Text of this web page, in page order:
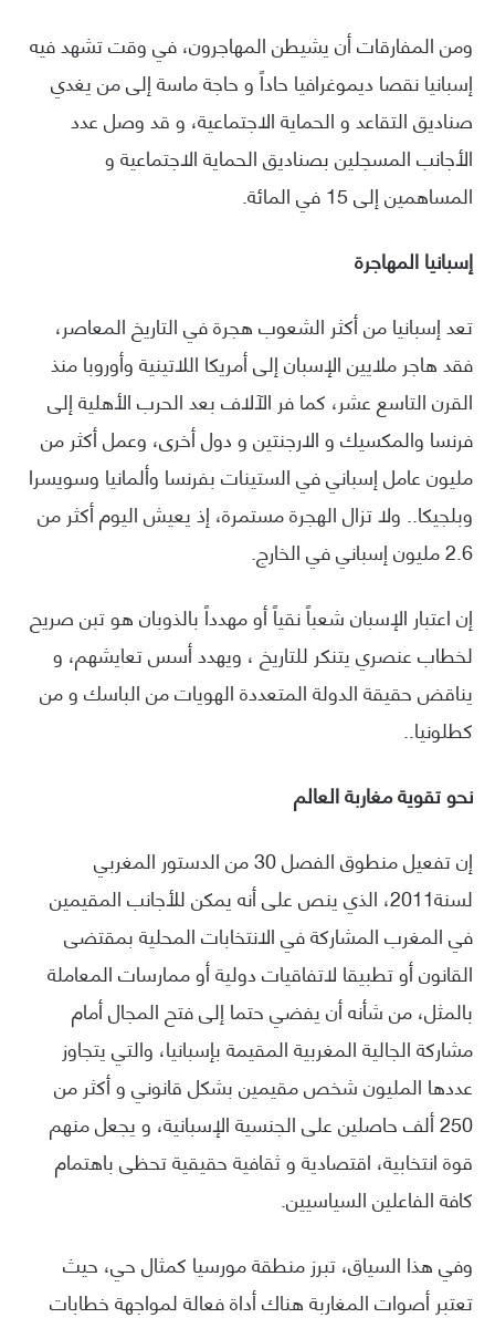
ومن المفارقات أن يشيطن المهاجرون، في وقت تشهد فيه
إسبانيا نقصا ديموغرافيا حاداً و حاجة ماسة إلى من يغدي
صناديق التقاعد و الحماية الاجتماعية، و قد وصل عدد
الأجانب المسجلين بصناديق الحماية الاجتماعية و
المساهمين إلى 15 في المائة.
إسبانيا المهاجرة
تعد إسبانيا من أكثر الشعوب هجرة في التاريخ المعاصر،
فقد هاجر ملايين الإسبان إلى أمريكا اللاتينية وأوروبا منذ
القرن التاسع عشر، كما فر الآلاف بعد الحرب الأهلية إلى
فرنسا والمكسيك و الارجنتين و دول أخرى، وعمل أكثر من
مليون عامل إسباني في الستينات بفرنسا وألمانيا وسويسرا
وبلجيكا.. ولا تزال الهجرة مستمرة، إذ يعيش اليوم أكثر من
2.6 مليون إسباني في الخارج.
إن اعتبار الإسبان شعباً نقياً أو مهدداً بالذوبان هو تبن صريح
لخطاب عنصري يتنكر للتاريخ ، ويهدد أسس تعايشهم، و
يناقض حقيقة الدولة المتعددة الهويات من الباسك و من
كطلونيا..
نحو تقوية مغاربة العالم
إن تفعيل منطوق الفصل 30 من الدستور المغربي
لسنة2011، الذي ينص على أنه يمكن للأجانب المقيمين
في المغرب المشاركة في الانتخابات المحلية بمقتضى
القانون أو تطبيقا لاتفاقيات دولية أو ممارسات المعاملة
بالمثل، من شأنه أن يفضي حتما إلى فتح المجال أمام
مشاركة الجالية المغربية المقيمة بإسبانيا، والتي يتجاوز
عددها المليون شخص مقيمين بشكل قانوني و أكثر من
250 ألف حاصلين على الجنسية الإسبانية، و يجعل منهم
قوة انتخابية، اقتصادية و ثقافية حقيقية تحظى باهتمام
كافة الفاعلين السياسيين.
وفي هذا السياق، تبرز منطقة مورسيا كمثال حي، حيث
تعتبر أصوات المغاربة هناك أداة فعالة لمواجهة خطابات